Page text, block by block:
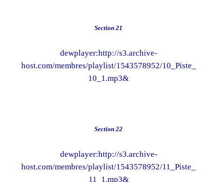
Section 21
dewplayer:http://s3.archive-
host.com/membres/playlist/1543578952/10_Piste_
10_1.mp3&
Section 22
dewplayer:http://s3.archive-
host.com/membres/playlist/1543578952/11_Piste_
11_1.mp3&